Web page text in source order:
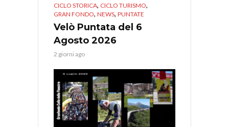
CICLO STORICA, CICLO TURISMO,
GRAN FONDO, NEWS, PUNTATE
Velò Puntata del 6
Agosto 2026
2 giorni ago